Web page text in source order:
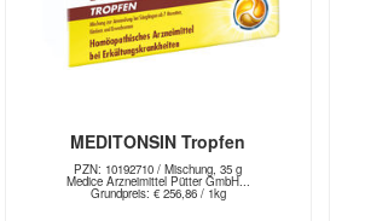
MEDITONSIN Tropfen
PZN: 10192710 / Mischung, 35 g
Medice Arzneimittel Pütter GmbH...
Grundpreis: € 256,86 / 1kg